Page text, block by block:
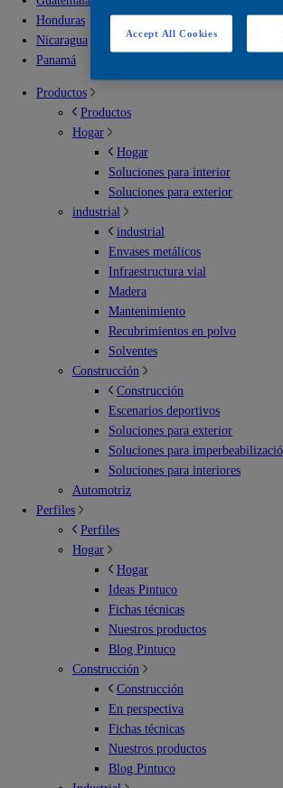
Honduras
Nicaragua
Panamá
Productos
Productos
Hogar
Hogar
Soluciones para interior
Soluciones para exterior
industrial
industrial
Envases metálicos
Infraestructura vial
Madera
Mantenimiento
Recubrimientos en polvo
Solventes
Construcción
Construcción
Escenarios deportivos
Soluciones para exterior
Soluciones para
Soluciones para interiores
Automotriz
Perfiles
Perfiles
Hogar
Hogar
Ideas Pintuco
Fichas técnicas
Nuestros productos
Blog Pintuco
Construcción
Construcción
En perspectiva
Fichas técnicas
Nuestros productos
Blog Pintuco
Accept All Cookies